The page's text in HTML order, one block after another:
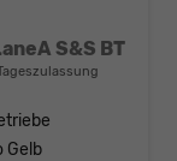
S&S BT
Gelb